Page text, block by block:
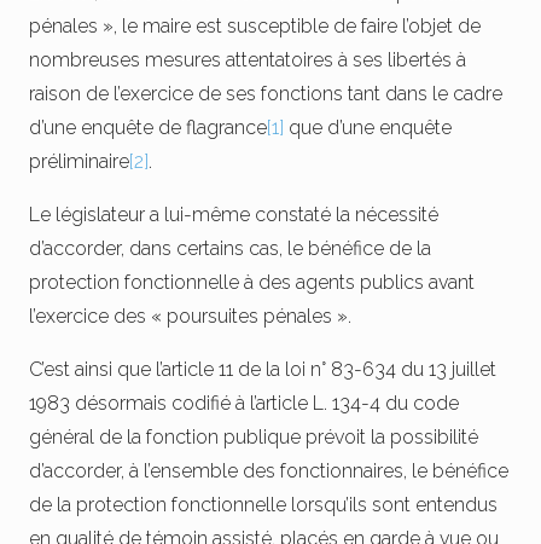
pénales », le maire est susceptible de faire l’objet de
nombreuses mesures attentatoires à ses libertés à
raison de l’exercice de ses fonctions tant dans le cadre
d’une enquête de flagrance[1] que d’une enquête
préliminaire[2].
Le législateur a lui-même constaté la nécessité
d’accorder, dans certains cas, le bénéfice de la
protection fonctionnelle à des agents publics avant
l’exercice des « poursuites pénales ».
C’est ainsi que l’article 11 de la loi n° 83-634 du 13 juillet
1983 désormais codifié à l’article L. 134-4 du code
général de la fonction publique prévoit la possibilité
d’accorder, à l’ensemble des fonctionnaires, le bénéfice
de la protection fonctionnelle lorsqu’ils sont entendus
en qualité de témoin assisté, placés en garde à vue ou